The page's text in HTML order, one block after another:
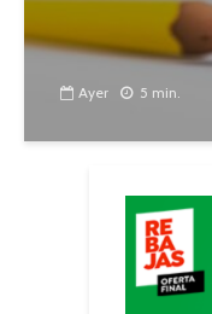
Ayer 5 min.